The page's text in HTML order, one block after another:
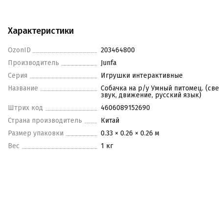
Характеристики
OzonID
203464800
Производитель
Junfa
Серия
Игрушки интерактивные
Название
Собачка на р/у Умный питомец.
звук, движение, русский язык)
Штрих код
4606089152690
Страна производитель
Китай
Размер упаковки
0.33 × 0.26 × 0.26 м
Вес
1 кг